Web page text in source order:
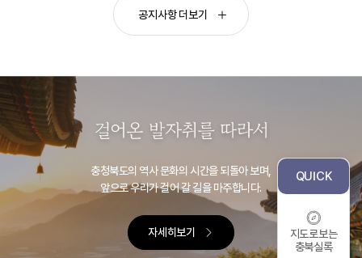
공지사항 더보기
충청북도의 역사 문화의 시간을 되돌아 보며,
앞으로 우리가 걸어 갈 길을 마주합니다.
자세히보기
QUICK
지도로보는
충북실록